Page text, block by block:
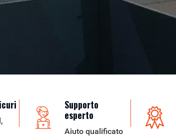
Supporto
esperto
Aiuto qualificato